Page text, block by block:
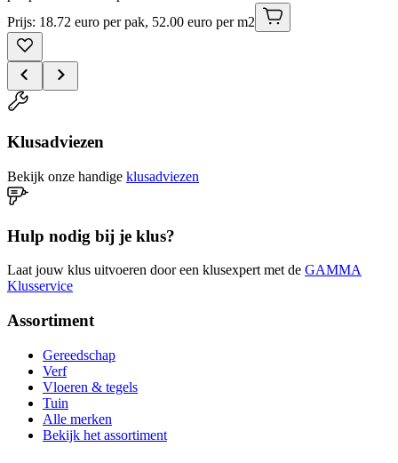
Prijs: 18.72 euro per pak, 52.00 euro per m2
Klusadviezen
Bekijk onze handige klusadviezen
Hulp nodig bij je klus?
Laat jouw klus uitvoeren door een klusexpert met de GAMMA
Klusservice
Assortiment
Gereedschap
Verf
Vloeren & tegels
Tuin
Alle merken
Bekijk het assortiment